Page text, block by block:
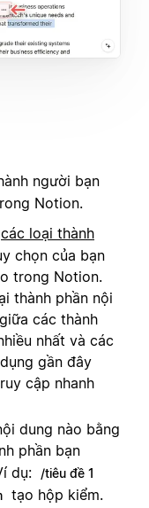
người bạn
Notion.
các loại thành
chọn của bạn
trong Notion.
thành phần nội
các thành
nhất và các
gần đây
cập nhanh
dung nào bằng
phần bạn
dụ:
/tiêu đề 1
tạo hộp kiểm.